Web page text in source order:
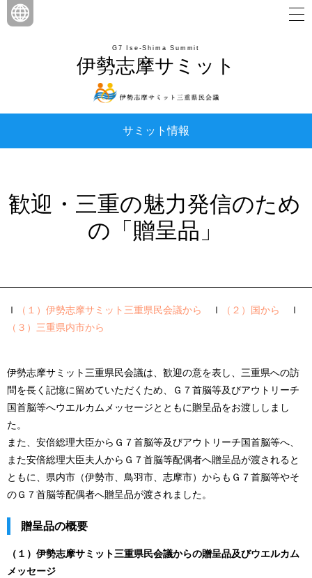
伊勢志摩サミット
G7 Ise-Shima Summit
サミット情報
歓迎・三重の魅力発信のため
の「贈呈品」
ｌ （１）伊勢志摩サミット三重県民会議から ｌ （２）国から
ｌ
（３）三重県内市から
伊勢志摩サミット三重県民会議は、歓迎の意を表し、三重県への訪
問を長く記憶に留めていただくため、Ｇ７首脳等及びアウトリーチ
国首脳等へウエルカムメッセージとともに贈呈品をお渡ししまし
た。
また、安倍総理大臣からＧ７首脳等及びアウトリーチ国首脳等へ、
また安倍総理大臣夫人からＧ７首脳等配偶者へ贈呈品が渡されると
ともに、県内市（伊勢市、鳥羽市、志摩市）からもＧ７首脳等やそ
のＧ７首脳等配偶者へ贈呈品が渡されました。
贈呈品の概要
（１）伊勢志摩サミット三重県民会議からの贈呈品及びウエルカム
メッセージ